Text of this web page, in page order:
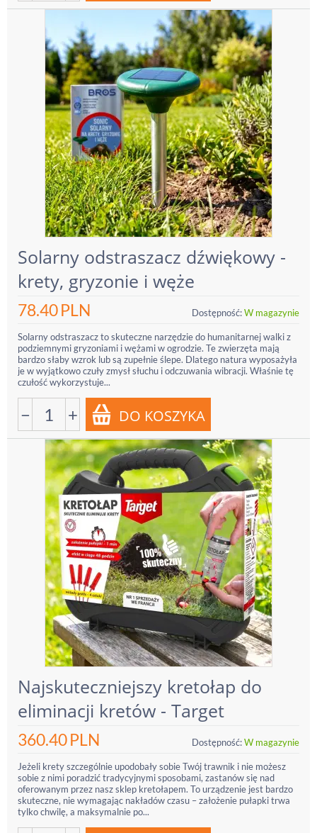
Solarny odstraszacz dźwiękowy -
krety, gryzonie i węże
78.40PLN Dostępność:W magazynie
Solarny odstraszacz to skuteczne narzędzie do humanitarnej walki z
podziemnymi gryzoniami i wężami w ogrodzie. Te zwierzęta mają
bardzo słaby wzrok lub są zupełnie ślepe. Dlatego natura wyposażyła
je w wyjątkowo czuły zmysł słuchu i odczuwania wibracji. Właśnie tę
czułość wykorzystuje...
− +
Najskuteczniejszy kretołap do
eliminacji kretów - Target
360.40PLN Dostępność:W magazynie
Jeżeli krety szczególnie upodobały sobie Twój trawnik i nie możesz
sobie z nimi poradzić tradycyjnymi sposobami, zastanów się nad
oferowanym przez nasz sklep kretołapem. To urządzenie jest bardzo
skuteczne, nie wymagając nakładów czasu – założenie pułapki trwa
tylko chwilę, a maksymalnie po...